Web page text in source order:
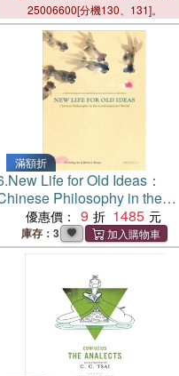
25006600[分機130、131]。
滿額折
New Life for Old Ideas：
Philosophy in the
Contemporary World
優惠價： 9 1485
庫存：3